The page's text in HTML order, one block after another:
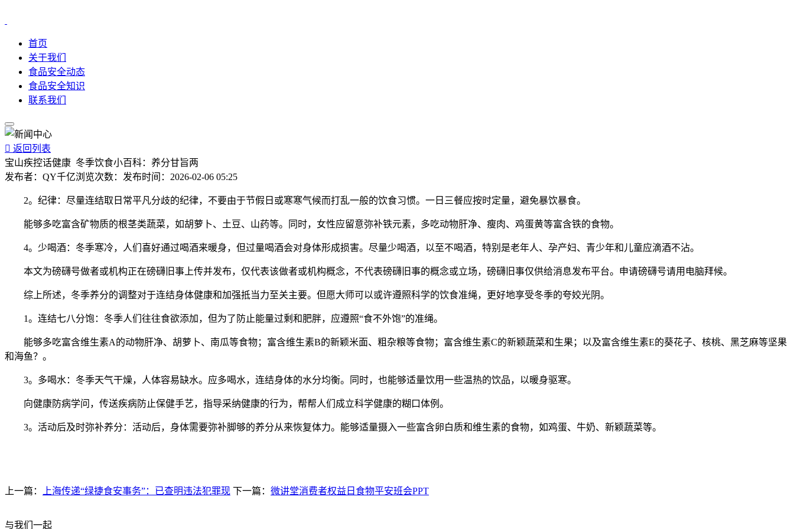
首页
关于我们
食品安全动态
食品安全知识
联系我们
 返回列表
宝山疾控话健康 冬季饮食小百科：养分甘旨两
发布者： QY千亿浏览次数： 发布时间： 2026-02-06 05:25
2。纪律：尽量连结取日常平凡分歧的纪律，不要由于节假日或寒寒气候而打乱一般的饮食习惯。一日三餐应按时定量，避免暴饮暴食。
能够多吃富含矿物质的根茎类蔬菜，如胡萝卜、土豆、山药等。同时，女性应留意弥补铁元素，多吃动物肝净、瘦肉、鸡蛋黄等富含铁的食物。
4。少喝酒：冬季寒冷，人们喜好通过喝酒来暖身，但过量喝酒会对身体形成损害。尽量少喝酒，以至不喝酒，特别是老年人、孕产妇、青少年和儿童应滴酒不沾。
本文为磅礴号做者或机构正在磅礴旧事上传并发布，仅代表该做者或机构概念，不代表磅礴旧事的概念或立场，磅礴旧事仅供给消息发布平台。申请磅礴号请用电脑拜候。
综上所述，冬季养分的调整对于连结身体健康和加强抵当力至关主要。但愿大师可以或许遵照科学的饮食准绳，更好地享受冬季的夸姣光阴。
1。连结七八分饱：冬季人们往往食欲添加，但为了防止能量过剩和肥胖，应遵照“食不外饱”的准绳。
能够多吃富含维生素A的动物肝净、胡萝卜、南瓜等食物；富含维生素B的新颖米面、粗杂粮等食物；富含维生素C的新颖蔬菜和生果；以及富含维生素E的葵花子、核桃、黑芝麻等坚果
和海鱼？。
3。多喝水：冬季天气干燥，人体容易缺水。应多喝水，连结身体的水分均衡。同时，也能够适量饮用一些温热的饮品，以暖身驱寒。
向健康防病学问，传送疾病防止保健手艺，指导采纳健康的行为，帮帮人们成立科学健康的糊口体例。
3。活动后及时弥补养分：活动后，身体需要弥补脚够的养分从来恢复体力。能够适量摄入一些富含卵白质和维生素的食物，如鸡蛋、牛奶、新颖蔬菜等。
上一篇： 上海传递“绿捷食安事务”：已查明违法犯罪现 下一篇： 微讲堂消费者权益日食物平安班会PPT
与我们一起